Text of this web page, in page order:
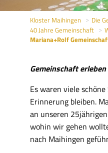
Kloster Maihingen
Die
40 Jahre Gemeinschaft
Sie
Mariana+Rolf
Gemeinschaft erleben
Es waren viele
Erinnerung bleiben.
an unseren
wohin wir gehen
nach Maihingen